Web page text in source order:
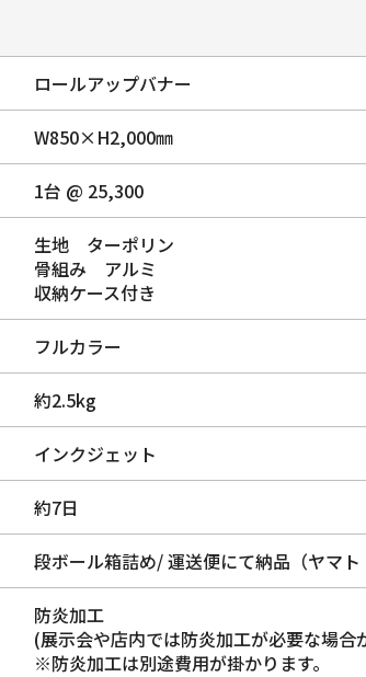
ロールアップバナー
W850×H2,000㎜
1台 @ 25,300
生地 ターポリン
骨組み アルミ
収納ケース付き
フルカラー
約2.5kg
インクジェット
約7日
段ボール箱詰め/ 運送便にて納品（ヤマト
防炎加工
(展示会や店内では防炎加工が必要な場合
※防炎加工は別途費用が掛かります。